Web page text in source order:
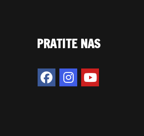
PRATITE NAS